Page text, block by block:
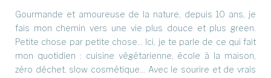
Gourmande et amoureuse de la nature, depuis 10 ans, je
fais mon chemin vers une vie plus douce et plus green.
Petite chose par petite chose... Ici, je te parle de ce qui fait
mon quotidien : cuisine végétarienne, école à la maison,
zéro déchet, slow cosmétique... Avec le sourire et de vrais